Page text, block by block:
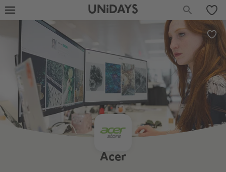
UNiDAYS
Acer